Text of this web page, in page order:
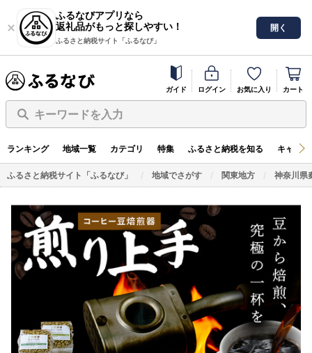
ふるなびアプリなら
返礼品がもっと探しやすい！
ふるさと納税サイト「ふるなび」
開く
ガイド ログイン お気に入り カート
キーワードを入力
ランキング 地域一覧 カテゴリ 特集 ふるさと納税を知る キャン
ふるさと納税サイト「ふるなび」 地域でさがす 関東地方 神奈川県